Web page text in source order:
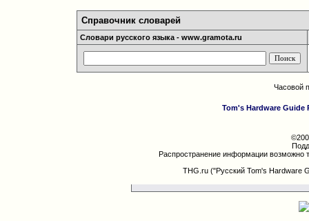
Справочник словарей
Словари русского языка - www.gramota.ru
Часовой
Tom's Hardware Guide
Распространение информации возможно
THG.ru ("Русский Tom's Hardware